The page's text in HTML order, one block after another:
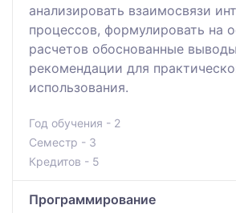
анализировать взаимосвязи
процессов, формулировать на
расчетов обоснованные
рекомендации для
использования.
Год обучения - 2
Семестр - 3
Кредитов - 5
Программирование